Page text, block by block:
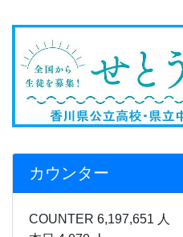
本日 4,070 人
昨日 4,278 人
月間行事予定
感染症などの状況により、行事
ろしくお願い致します。